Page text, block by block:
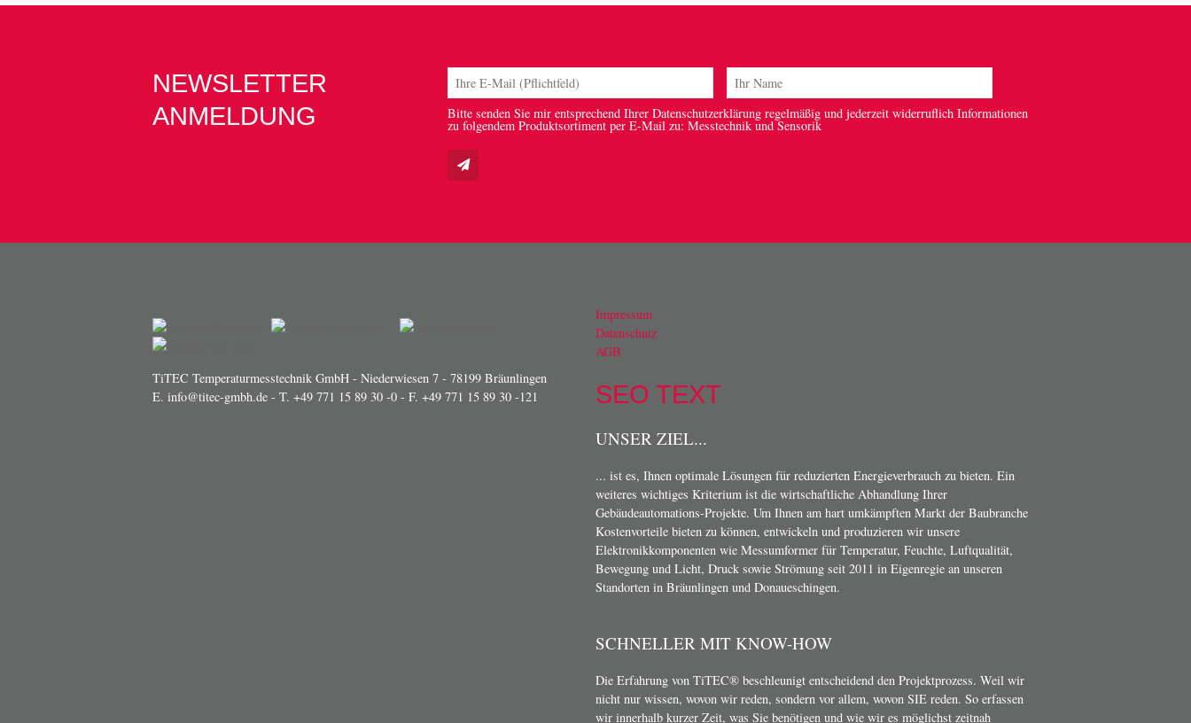
NEWSLETTER
ANMELDUNG
Bitte senden Sie mir entsprechend Ihrer Datenschutzerklärung regelmäßig und jederzeit widerruflich Informationen
zu folgendem Produktsortiment per E-Mail zu: Messtechnik und Sensorik
TiTEC Temperaturmesstechnik GmbH - Niederwiesen 7 - 78199 Bräunlingen
E. info@titec-gmbh.de - T. +49 771 15 89 30 -0 - F. +49 771 15 89 30 -121
Impressum
Datenschutz
AGB
SEO TEXT
UNSER ZIEL...
... ist es, Ihnen optimale Lösungen für reduzierten Energieverbrauch zu bieten. Ein
weiteres wichtiges Kriterium ist die wirtschaftliche Abhandlung Ihrer
Gebäudeautomations-Projekte. Um Ihnen am hart umkämpften Markt der Baubranche
Kostenvorteile bieten zu können, entwickeln und produzieren wir unsere
Elektronikkomponenten wie Messumformer für Temperatur, Feuchte, Luftqualität,
Bewegung und Licht, Druck sowie Strömung seit 2011 in Eigenregie an unseren
Standorten in Bräunlingen und Donaueschingen.
SCHNELLER MIT KNOW-HOW
Die Erfahrung von TiTEC® beschleunigt entscheidend den Projektprozess. Weil wir
nicht nur wissen, wovon wir reden, sondern vor allem, wovon SIE reden. So erfassen
wir innerhalb kurzer Zeit, was Sie benötigen und wie wir es möglichst zeitnah